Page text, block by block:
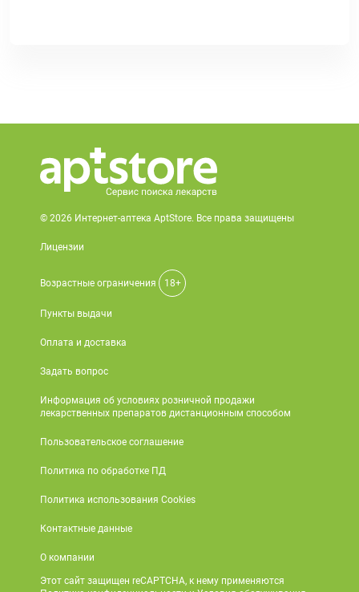
© 2026 Интернет-аптека AptStore. Все права защищены
Лицензии
Возрастные ограничения 18+
Пункты выдачи
Оплата и доставка
Задать вопрос
Информация об условиях розничной продажи
лекарственных препаратов дистанционным способом
Пользовательское соглашение
Политика по обработке ПД
Политика использования Cookies
Контактные данные
О компании
Этот сайт защищен reCAPTCHA, к нему применяются